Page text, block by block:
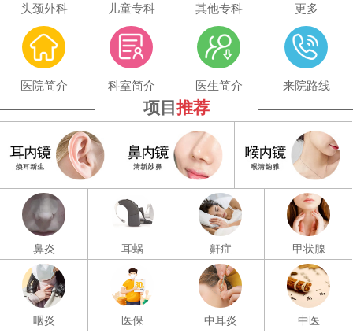
头颈外科 儿童专科 其他专科 更多
医院简介 科室简介 医生简介 来院路线
项目 推荐
鼻炎 耳蜗 鼾症 甲状腺
咽炎 医保 中耳炎 中医